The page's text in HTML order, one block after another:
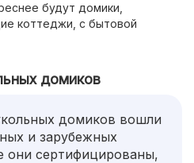
будут домики,
коттеджи, с бытовой
домиков
домиков вошли
и зарубежных
они сертифицированы,